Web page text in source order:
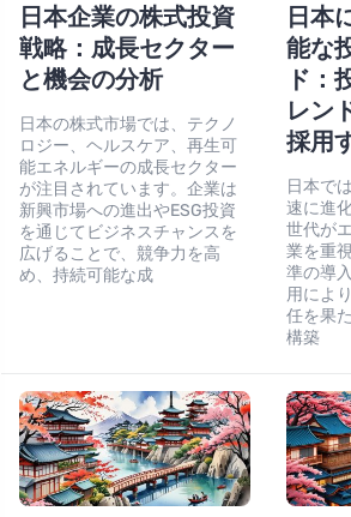
日本企業の株式投資
戦略：成長セクター
と機会の分析
日本の株式市場では、テクノ
ロジー、ヘルスケア、再生可
能エネルギーの成長セクター
が注目されています。企業は
新興市場への進出やESG投資
を通じてビジネスチャンスを
広げることで、競争力を高
め、持続可能な成
日本
能な
ド：
レン
採用
日本で
速に進
世代が
業を重
準の導
用によ
任を果
構築